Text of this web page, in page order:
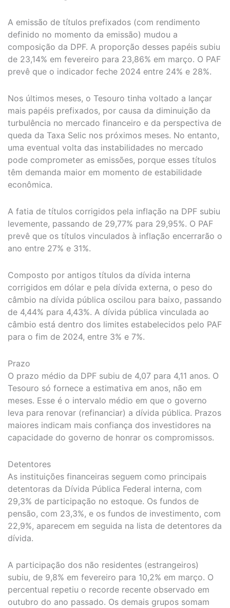
A emissão de títulos prefixados (com rendimento
definido no momento da emissão) mudou a
composição da DPF. A proporção desses papéis subiu
de 23,14% em fevereiro para 23,86% em março. O PAF
prevê que o indicador feche 2024 entre 24% e 28%.
Nos últimos meses, o Tesouro tinha voltado a lançar
mais papéis prefixados, por causa da diminuição da
turbulência no mercado financeiro e da perspectiva de
queda da Taxa Selic nos próximos meses. No entanto,
uma eventual volta das instabilidades no mercado
pode comprometer as emissões, porque esses títulos
têm demanda maior em momento de estabilidade
econômica.
A fatia de títulos corrigidos pela inflação na DPF subiu
levemente, passando de 29,77% para 29,95%. O PAF
prevê que os títulos vinculados à inflação encerrarão o
ano entre 27% e 31%.
Composto por antigos títulos da dívida interna
corrigidos em dólar e pela dívida externa, o peso do
câmbio na dívida pública oscilou para baixo, passando
de 4,44% para 4,43%. A dívida pública vinculada ao
câmbio está dentro dos limites estabelecidos pelo PAF
para o fim de 2024, entre 3% e 7%.
Prazo
O prazo médio da DPF subiu de 4,07 para 4,11 anos. O
Tesouro só fornece a estimativa em anos, não em
meses. Esse é o intervalo médio em que o governo
leva para renovar (refinanciar) a dívida pública. Prazos
maiores indicam mais confiança dos investidores na
capacidade do governo de honrar os compromissos.
Detentores
As instituições financeiras seguem como principais
detentoras da Dívida Pública Federal interna, com
29,3% de participação no estoque. Os fundos de
pensão, com 23,3%, e os fundos de investimento, com
22,9%, aparecem em seguida na lista de detentores da
dívida.
A participação dos não residentes (estrangeiros)
subiu, de 9,8% em fevereiro para 10,2% em março. O
percentual repetiu o recorde recente observado em
outubro do ano passado. Os demais grupos somam